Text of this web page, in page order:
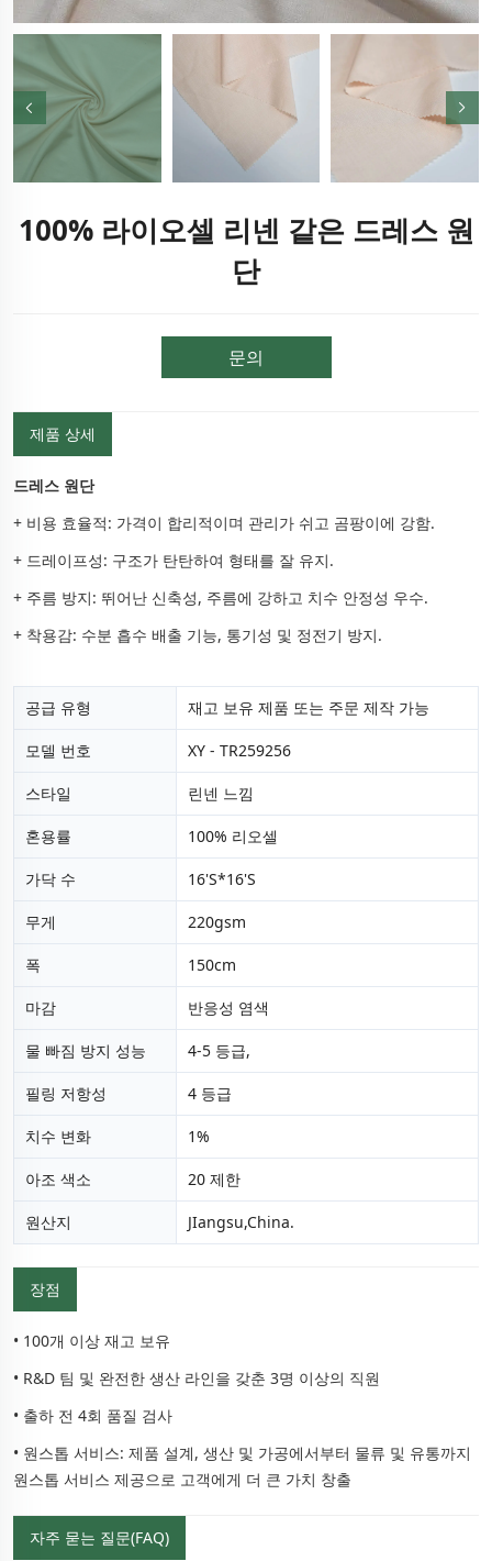
100% 라이오셀 리넨 같은 드레스 원
단
문의
제품 상세
드레스 원단
+ 비용 효율적: 가격이 합리적이며 관리가 쉬고 곰팡이에 강함.
+ 드레이프성: 구조가 탄탄하여 형태를 잘 유지.
+ 주름 방지: 뛰어난 신축성, 주름에 강하고 치수 안정성 우수.
+ 착용감: 수분 흡수 배출 기능, 통기성 및 정전기 방지.
공급 유형 재고 보유 제품 또는 주문 제작 가능
모델 번호 XY - TR259256
스타일 린넨 느낌
혼용률 100% 리오셀
가닥 수 16'S*16'S
무게 220gsm
폭 150cm
마감 반응성 염색
물 빠짐 방지 성능 4-5 등급,
필링 저항성 4 등급
치수 변화 1%
아조 색소 20 제한
원산지 JIangsu,China.
장점
• 100개 이상 재고 보유
• R&D 팀 및 완전한 생산 라인을 갖춘 3명 이상의 직원
• 출하 전 4회 품질 검사
• 원스톱 서비스: 제품 설계, 생산 및 가공에서부터 물류 및 유통까지
원스톱 서비스 제공으로 고객에게 더 큰 가치 창출
자주 묻는 질문(FAQ)